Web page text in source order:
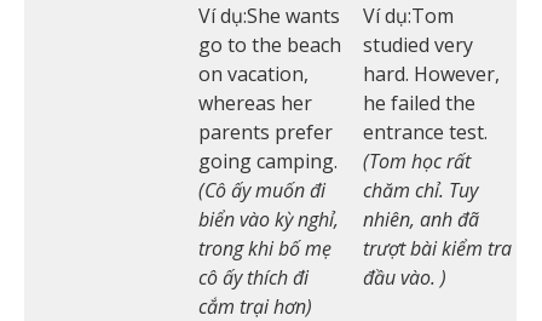
Ví dụ:She wants
go to the beach
on vacation,
whereas her
parents prefer
going camping.
(Cô ấy muốn đi
biển vào kỳ nghỉ,
trong khi bố mẹ
cô ấy thích đi
cắm trại hơn)
Ví dụ:Tom
studied very
hard. However,
he failed the
entrance test.
(Tom học rất
chăm chỉ. Tuy
nhiên, anh đã
trượt bài kiểm tra
đầu vào. )